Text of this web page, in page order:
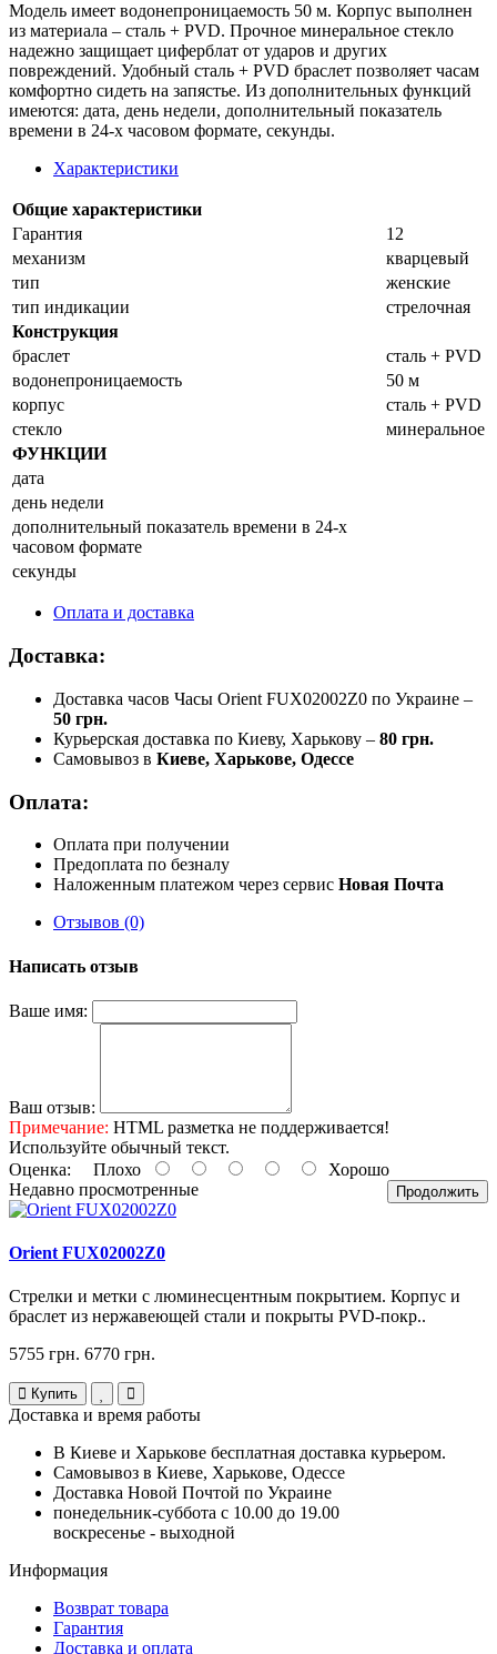
Модель имеет водонепроницаемость 50 м. Корпус выполнен
из материала – сталь + PVD. Прочное минеральное стекло
надежно защищает циферблат от ударов и других
повреждений. Удобный сталь + PVD браслет позволяет часам
комфортно сидеть на запястье. Из дополнительных функций
имеются: дата, день недели, дополнительный показатель
времени в 24-х часовом формате, секунды.
Характеристики
Общие характеристики
Гарантия
12
механизм
кварцевый
тип
женские
тип индикации
стрелочная
Конструкция
браслет
сталь + PVD
водонепроницаемость
50 м
корпус
сталь + PVD
стекло
минеральное
ФУНКЦИИ
дата
день недели
дополнительный показатель времени в 24-х
часовом формате
секунды
Оплата и доставка
Доставка:
Доставка часов Часы Orient FUX02002Z0 по Украине –
50 грн.
Курьерская доставка по Киеву, Харькову – 80 грн.
Самовывоз в Киеве, Харькове, Одессе
Оплата:
Оплата при получении
Предоплата по безналу
Наложенным платежом через сервис Новая Почта
Отзывов (0)
Написать отзыв
Ваше имя:
Ваш отзыв:
Примечание: HTML разметка не поддерживается!
Используйте обычный текст.
Оценка: Плохо Хорошо
Продолжить
Недавно просмотренные
Orient FUX02002Z0
Стрелки и метки с люминесцентным покрытием. Корпус и
браслет из нержавеющей стали и покрыты PVD-покр..
5755 грн. 6770 грн.
Купить
Доставка и время работы
В Киеве и Харькове бесплатная доставка курьером.
Самовывоз в Киеве, Харькове, Одессе
Доставка Новой Почтой по Украине
понедельник-суббота с 10.00 до 19.00
воскресенье - выходной
Информация
Возврат товара
Гарантия
Доставка и оплата